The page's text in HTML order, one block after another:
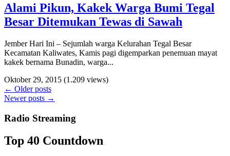
Alami Pikun, Kakek Warga Bumi Tegal
Besar Ditemukan Tewas di Sawah
Jember Hari Ini – Sejumlah warga Kelurahan Tegal Besar
Kecamatan Kaliwates, Kamis pagi digemparkan penemuan mayat
kakek bernama Bunadin, warga...
Oktober 29, 2015 (1.209 views)
← Older posts
Newer posts →
Radio Streaming
Top 40 Countdown